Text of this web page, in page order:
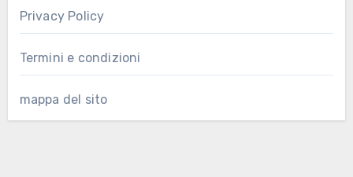
Privacy Policy
Termini e condizioni
mappa del sito